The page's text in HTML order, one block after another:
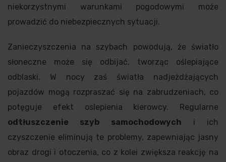
niekorzystnymi warunkami pogodowymi może
prowadzić do niebezpiecznych sytuacji.
Zanieczyszczenia na szybach powodują, że światło
słoneczne może się odbijać, tworząc oślepiające
odblaski. W nocy zaś światła nadjeżdżających
pojazdów mogą rozpraszać się na zabrudzeniach, co
potęguje efekt oslepienia kierowcy. Regularne
odtłuszczenie szyb samochodowych i ich
czyszczenie eliminują te problemy, zapewniając jasny
obraz drogi i otoczenia, co z kolei zwiększa reakcję na